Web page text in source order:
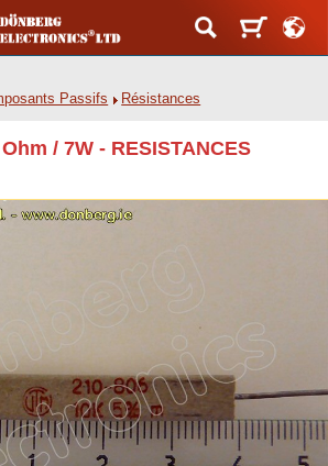
Passifs Résistances
/ 7W - RESISTANCES